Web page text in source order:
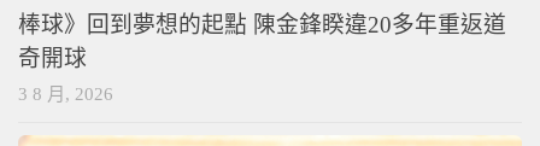
棒球》回到夢想的起點 陳金鋒睽違20多年重返道
奇開球
3 8 月, 2026